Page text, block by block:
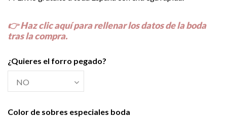
👉Haz clic aquí para rellenar los datos de la boda
tras la compra.
¿Quieres el forro pegado?
Color de sobres especiales boda